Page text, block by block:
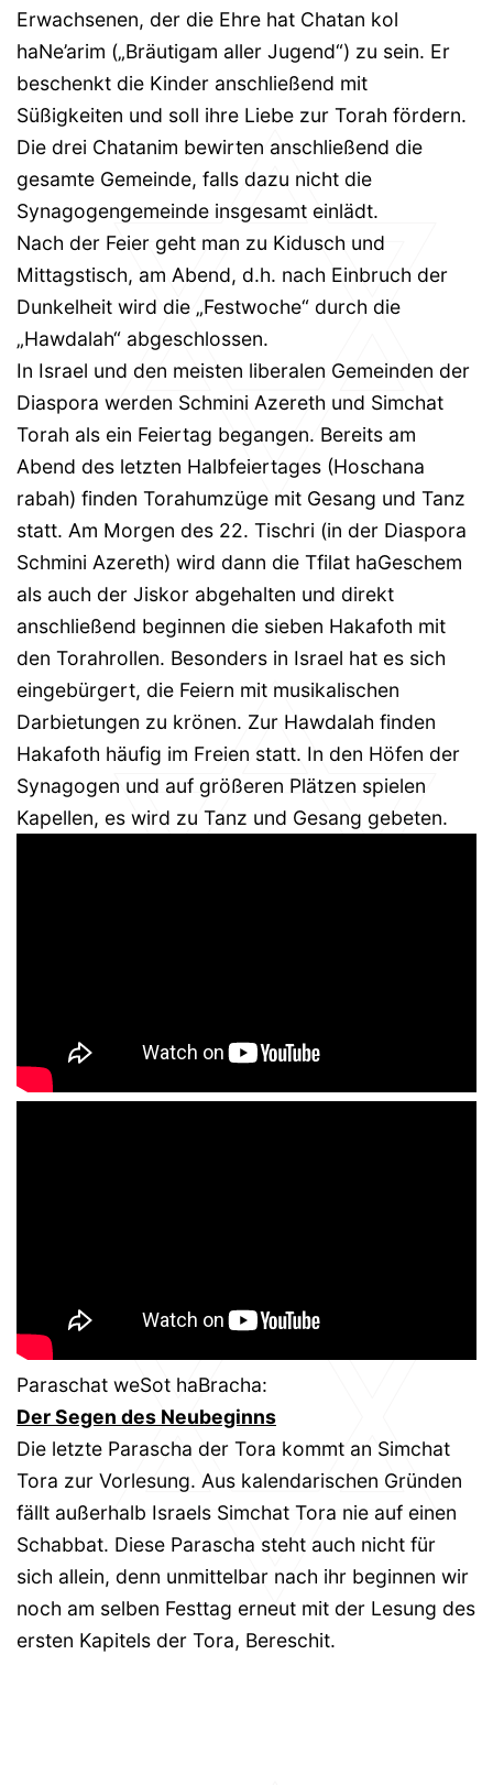
Erwachsenen, der die Ehre hat Chatan kol
haNe’arim („Bräutigam aller Jugend“) zu sein. Er
beschenkt die Kinder anschließend mit
Süßigkeiten und soll ihre Liebe zur Torah fördern.
Die drei Chatanim bewirten anschließend die
gesamte Gemeinde, falls dazu nicht die
Synagogengemeinde insgesamt einlädt.
Nach der Feier geht man zu Kidusch und
Mittagstisch, am Abend, d.h. nach Einbruch der
Dunkelheit wird die „Festwoche“ durch die
„Hawdalah“ abgeschlossen.
In Israel und den meisten liberalen Gemeinden der
Diaspora werden Schmini Azereth und Simchat
Torah als ein Feiertag begangen. Bereits am
Abend des letzten Halbfeiertages (Hoschana
rabah) finden Torahumzüge mit Gesang und Tanz
statt. Am Morgen des 22. Tischri (in der Diaspora
Schmini Azereth) wird dann die Tfilat haGeschem
als auch der Jiskor abgehalten und direkt
anschließend beginnen die sieben Hakafoth mit
den Torahrollen. Besonders in Israel hat es sich
eingebürgert, die Feiern mit musikalischen
Darbietungen zu krönen. Zur Hawdalah finden
Hakafoth häufig im Freien statt. In den Höfen der
Synagogen und auf größeren Plätzen spielen
Kapellen, es wird zu Tanz und Gesang gebeten.
Paraschat weSot haBracha:
Der Segen des Neubeginns
Die letzte Parascha der Tora kommt an Simchat
Tora zur Vorlesung. Aus kalendarischen Gründen
fällt außerhalb Israels Simchat Tora nie auf einen
Schabbat. Diese Parascha steht auch nicht für
sich allein, denn unmittelbar nach ihr beginnen wir
noch am selben Festtag erneut mit der Lesung des
ersten Kapitels der Tora, Bereschit.